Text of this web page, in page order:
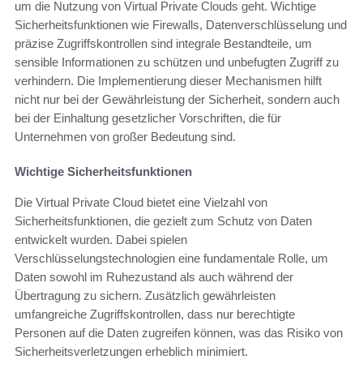
um die Nutzung von Virtual Private Clouds geht. Wichtige
Sicherheitsfunktionen wie Firewalls, Datenverschlüsselung und
präzise Zugriffskontrollen sind integrale Bestandteile, um
sensible Informationen zu schützen und unbefugten Zugriff zu
verhindern. Die Implementierung dieser Mechanismen hilft
nicht nur bei der Gewährleistung der Sicherheit, sondern auch
bei der Einhaltung gesetzlicher Vorschriften, die für
Unternehmen von großer Bedeutung sind.
Wichtige Sicherheitsfunktionen
Die Virtual Private Cloud bietet eine Vielzahl von
Sicherheitsfunktionen, die gezielt zum Schutz von Daten
entwickelt wurden. Dabei spielen
Verschlüsselungstechnologien eine fundamentale Rolle, um
Daten sowohl im Ruhezustand als auch während der
Übertragung zu sichern. Zusätzlich gewährleisten
umfangreiche Zugriffskontrollen, dass nur berechtigte
Personen auf die Daten zugreifen können, was das Risiko von
Sicherheitsverletzungen erheblich minimiert.